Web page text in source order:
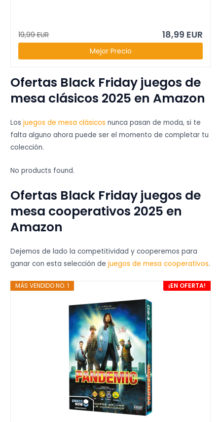
19,99 EUR 18,99 EUR
Mejor Precio
Ofertas Black Friday juegos de
mesa clásicos 2025 en Amazon
Los juegos de mesa clásicos nunca pasan de moda, si te
falta alguno ahora puede ser el momento de completar tu
colección.
No products found.
Ofertas Black Friday juegos de
mesa cooperativos 2025 en
Amazon
Dejemos de lado la competitividad y cooperemos para
ganar con esta selección dejuegos de mesa cooperativos.
¡EN OFERTA!
MÁS VENDIDO NO. 1